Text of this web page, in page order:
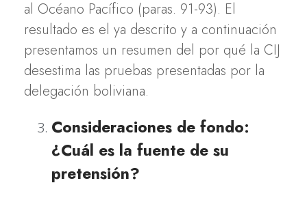
al Océano Pacífico (paras. 91-93). El
resultado es el ya descrito y a continuación
presentamos un resumen del por qué la CIJ
desestima las pruebas presentadas por la
delegación boliviana.
Consideraciones de fondo:
¿Cuál es la fuente de su
pretensión?